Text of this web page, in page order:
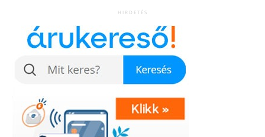
HIRDETÉS